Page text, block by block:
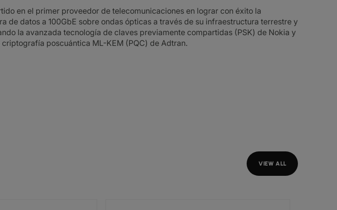
en el primer proveedor de telecomunicaciones en lograr con éxito la
de datos a 100GbE sobre ondas ópticas a través de su infraestructura terrestre y
la avanzada tecnología de claves previamente compartidas (PSK) de Nokia y
criptografía poscuántica ML-KEM (PQC) de Adtran.
VIEW ALL